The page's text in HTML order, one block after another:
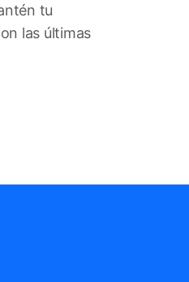
tu
las últimas